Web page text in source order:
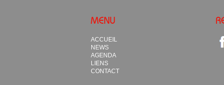
MENU
ACCUEIL
NEWS
AGENDA
LIENS
CONTACT